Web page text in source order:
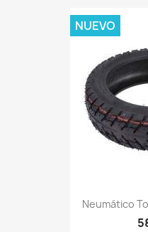
Neumático
NUEVO